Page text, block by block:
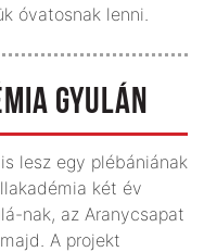
óvatosnak lenni.
GYULÁN
lesz egy plébániának
két év
nak, az Aranycsapat
A projekt